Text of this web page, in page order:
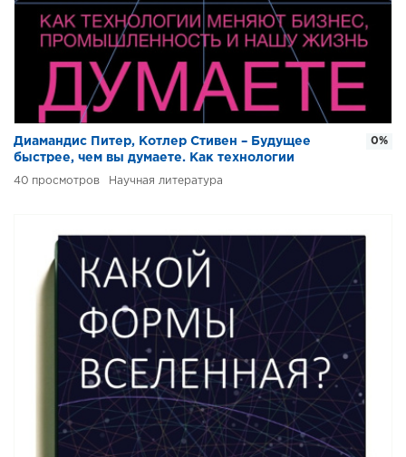
Диамандис Питер, Котлер Стивен – Будущее
быстрее, чем вы думаете. Как технологии
меняют бизнес, промышленность и нашу жизнь
40 Научная литература
0%